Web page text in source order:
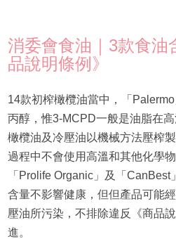
消委會食油｜3款食油
品說明條例》
14款初榨橄欖油當中，「
丙醇，惟3-MCPD一般是油脂在
橄欖油及冷壓油以機械方法壓榨
過程中不會使用高溫和其他化學
「Prolife Organic」及「
含量不影響健康，但但產品可能
壓油所污染，不排除違反《商品
進。